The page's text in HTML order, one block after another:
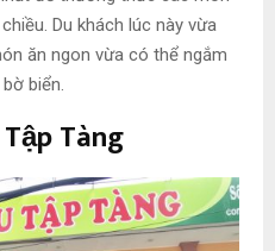
Du khách lúc này vừa
ăn ngon vừa có thể ngắm
biển.
Tàng